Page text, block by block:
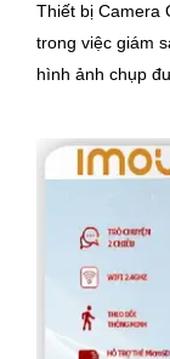
Thiết bị Camera
trong việc giám sát an ninh. Với
hình ảnh chụp